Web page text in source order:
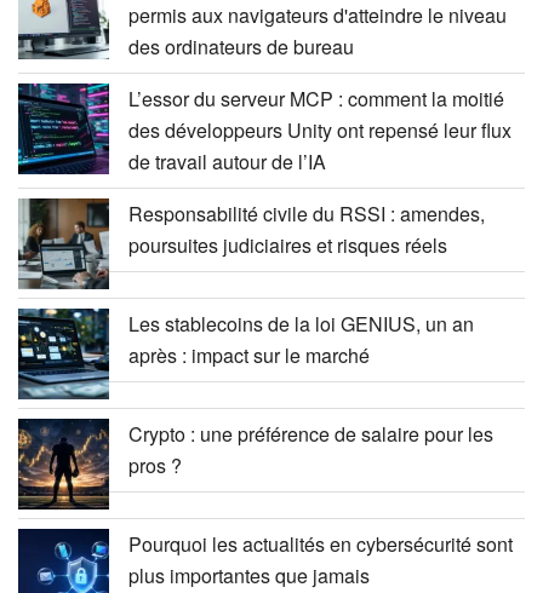
permis aux navigateurs d'atteindre le niveau
des ordinateurs de bureau
L’essor du serveur MCP : comment la moitié
des développeurs Unity ont repensé leur flux
de travail autour de l’IA
Responsabilité civile du RSSI : amendes,
poursuites judiciaires et risques réels
Les stablecoins de la loi GENIUS, un an
après : impact sur le marché
Crypto : une préférence de salaire pour les
pros ?
Pourquoi les actualités en cybersécurité sont
plus importantes que jamais